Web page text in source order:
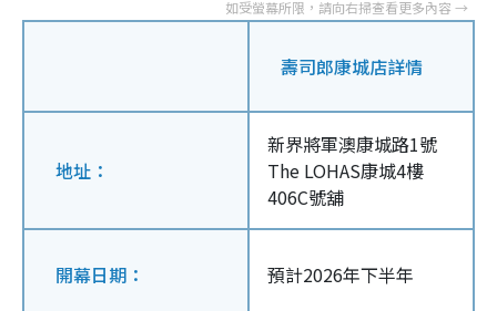
壽司郎康城店詳情
地址：
新界將軍澳康城路1號
The LOHAS康城4樓
406C號舖
開幕日期： 預計2026年下半年